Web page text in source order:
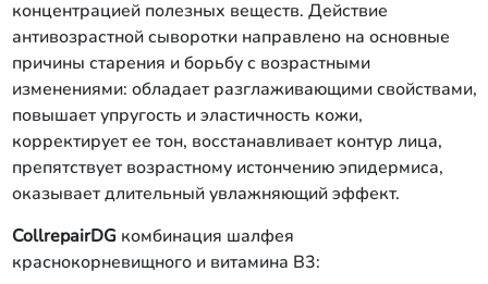
концентрацией полезных веществ. Действие
антивозрастной сыворотки направлено на основные
причины старения и борьбу с возрастными
изменениями: обладает разглаживающими свойствами,
повышает упругость и эластичность кожи,
корректирует ее тон, восстанавливает контур лица,
препятствует возрастному истончению эпидермиса,
оказывает длительный увлажняющий эффект.
CollrepairDG комбинация шалфея
краснокорневищного и витамина B3: